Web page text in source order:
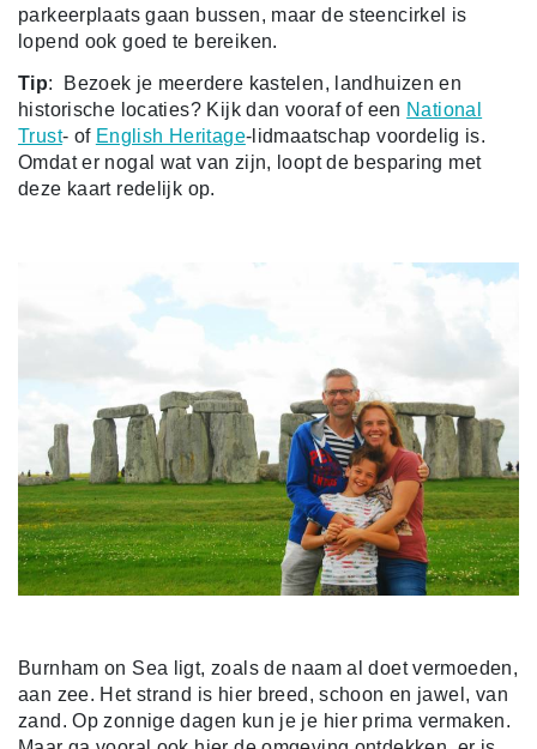
parkeerplaats gaan bussen, maar de steencirkel is
lopend ook goed te bereiken.
Tip:
Bezoek je meerdere kastelen, landhuizen en
historische locaties? Kijk dan vooraf of een National
Trust- of English Heritage-lidmaatschap voordelig is.
Omdat er nogal wat van zijn, loopt de besparing met
deze kaart redelijk op.
Burnham on Sea ligt, zoals de naam al doet vermoeden,
aan zee. Het strand is hier breed, schoon en jawel, van
zand. Op zonnige dagen kun je je hier prima vermaken.